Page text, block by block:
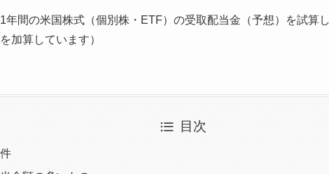
1年間の米国株式（個別株・ETF）の受取配当金（予想）を試算
加算しています）
目次